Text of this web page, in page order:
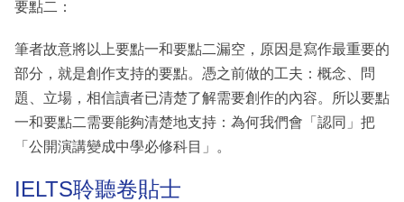
要點二：
筆者故意將以上要點一和要點二漏空，原因是寫作最重要的
部分，就是創作支持的要點。憑之前做的工夫：概念、問
題、立場，相信讀者已清楚了解需要創作的內容。所以要點
一和要點二需要能夠清楚地支持：為何我們會「認同」把
「公開演講變成中學必修科目」。
IELTS聆聽卷貼士